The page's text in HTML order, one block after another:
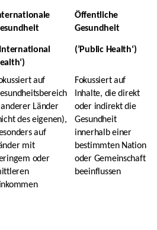
Öffentliche
Gesundheit
(’Public Health‘)
auf
Länder
des eigenen),
auf
mit
oder
Fokussiert auf
Inhalte, die direkt
oder indirekt die
Gesundheit
innerhalb einer
bestimmten Nation
oder Gemeinschaft
beeinflussen